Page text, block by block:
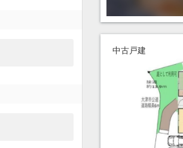
中古戸建